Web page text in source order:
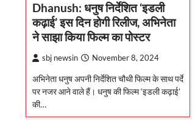
Dhanush: धनुष निर्देशित ‘इडली
कढ़ाई’ इस दिन होगी रिलीज, अभिनेता
ने साझा किया फिल्म का पोस्टर
sbj newsin November 8, 2024
अभिनेता धनुष अपनी निर्देशित चौथी फिल्म के साथ पर्दे
पर नजर आने वाले हैं। धनुष की फिल्म ‘इडली कढ़ाई’
की…